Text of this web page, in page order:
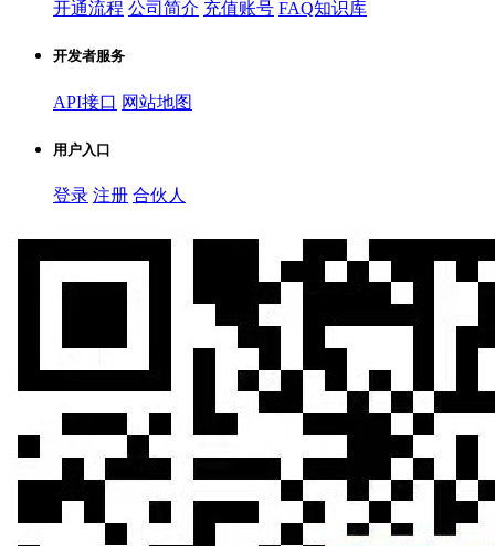
开通流程 公司简介 充值账号 FAQ知识库
开发者服务
API接口 网站地图
用户入口
登录 注册 合伙人